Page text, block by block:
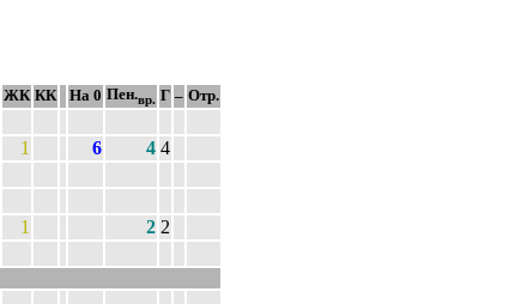
ЖК КК На 0 Пен.вр. Г – Отр.
1 6 4 4
1 2 2